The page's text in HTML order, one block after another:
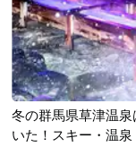
冬の群馬県草津温
いた！スキー・温